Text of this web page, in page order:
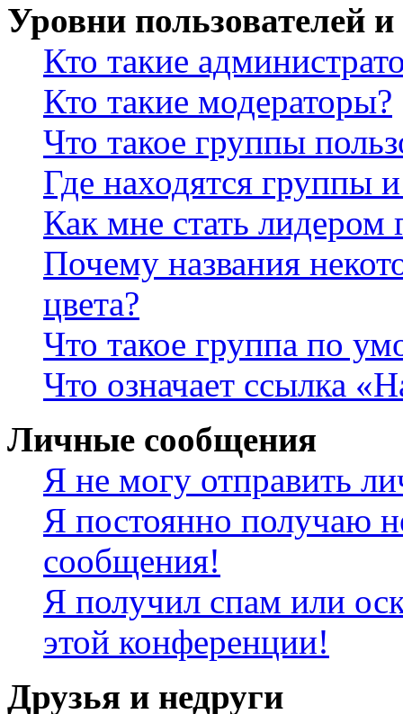
Уровни пользователей
Кто такие
Кто такие модераторы?
Что такое группы
Где находятся группы
Как мне стать лидером
Почему названия
цвета?
Что такое группа по
Что означает ссылка
Личные сообщения
Я не могу отправить
Я постоянно получаю
сообщения!
Я получил спам или
этой конференции!
Друзья и недруги